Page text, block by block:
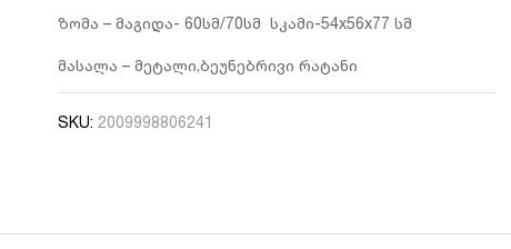
ზომა – მაგიდა- 60სმ/70სმ სკამი-54x56x77 სმ
მასალა – მეტალი,ბეუნებრივი რატანი
SKU: 2009998806241